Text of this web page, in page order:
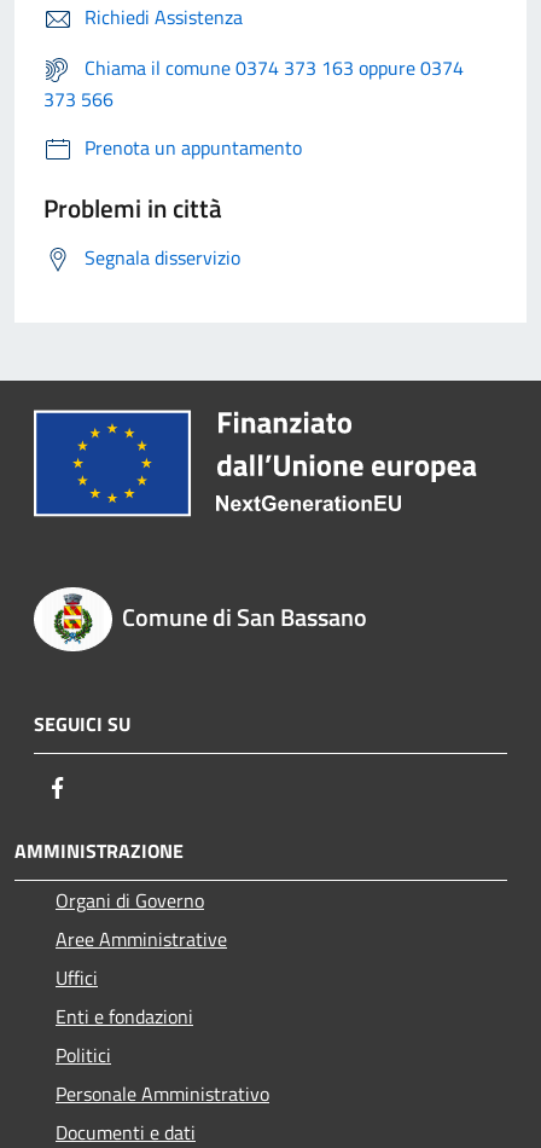
Richiedi Assistenza
Chiama il comune 0374 373 163 oppure 0374
373 566
Prenota un appuntamento
Problemi in città
Segnala disservizio
Comune di San Bassano
SEGUICI SU
AMMINISTRAZIONE
Organi di Governo
Aree Amministrative
Uffici
Enti e fondazioni
Politici
Personale Amministrativo
Documenti e dati